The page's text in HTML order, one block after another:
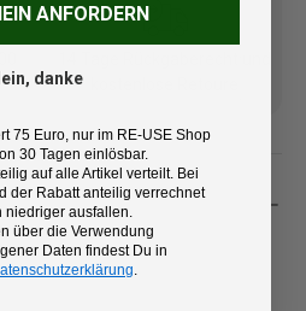
ANFORDERN
danke
75 Euro, nur im RE-USE Shop
30 Tagen einlösbar.
auf alle Artikel verteilt. Bei
der Rabatt anteilig verrechnet
niedriger ausfallen.
über die Verwendung
Daten findest Du in